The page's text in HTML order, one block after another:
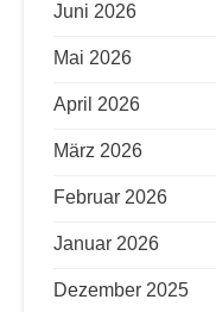
Juni 2026
Mai 2026
April 2026
März 2026
Februar 2026
Januar 2026
Dezember 2025